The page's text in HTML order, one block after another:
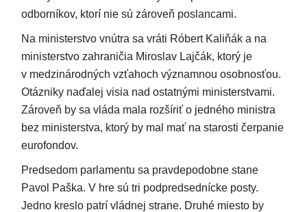
odborníkov, ktorí nie sú zároveň poslancami.
Na ministerstvo vnútra sa vráti Róbert Kaliňák a na
ministerstvo zahraničia Miroslav Lajčák, ktorý je
v medzinárodných vzťahoch významnou osobnosťou.
Otázniky naďalej visia nad ostatnými ministerstvami.
Zároveň by sa vláda mala rozšíriť o jedného ministra
bez ministerstva, ktorý by mal mať na starosti čerpanie
eurofondov.
Predsedom parlamentu sa pravdepodobne stane
Pavol Paška. V hre sú tri podpredsednícke posty.
Jedno kreslo patrí vládnej strane. Druhé miesto by